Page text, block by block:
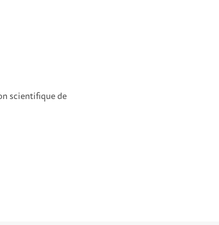
scientifique de